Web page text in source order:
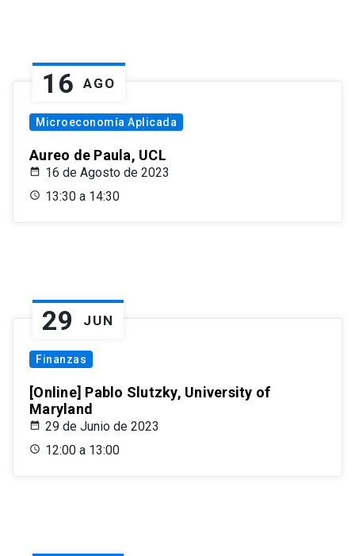
16 AGO
Microeconomía Aplicada
Aureo de Paula, UCL
16 de Agosto de 2023
13:30 a 14:30
29 JUN
Finanzas
[Online] Pablo Slutzky, University of
Maryland
29 de Junio de 2023
12:00 a 13:00